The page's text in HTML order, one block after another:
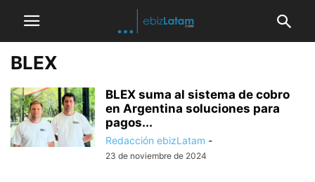
BLEX
BLEX suma al sistema de cobro
en Argentina soluciones para
pagos...
Redacción ebizLatam -
23 de noviembre de 2024